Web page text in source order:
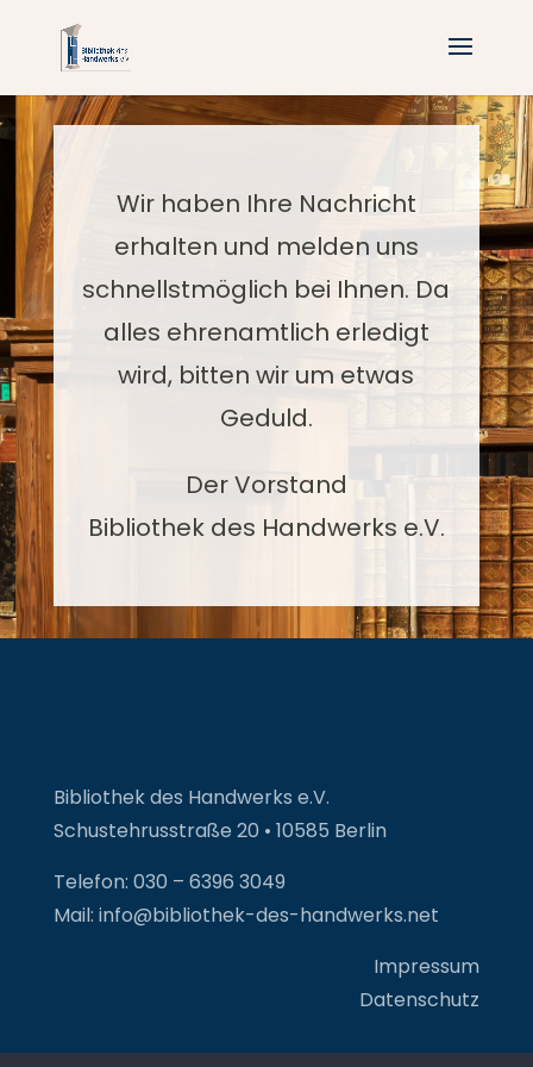
Wir haben Ihre Nachricht
erhalten und melden uns
schnellstmöglich bei Ihnen. Da
alles ehrenamtlich erledigt
wird, bitten wir um etwas
Geduld.
Der Vorstand
Bibliothek des Handwerks e.V.
Bibliothek des Handwerks e.V.
Schustehrusstraße 20 • 10585 Berlin
Telefon: 030 – 6396 3049
Mail: info@bibliothek-des-handwerks.net
Impressum
Datenschutz